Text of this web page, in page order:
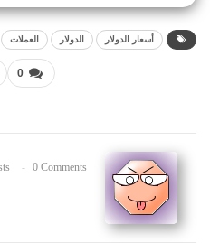
أسعار الدولار الدولار العملات
0
0 Comments